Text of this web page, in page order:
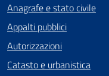
Anagrafe e stato civile
Appalti pubblici
Autorizzazioni
Catasto e urbanistica